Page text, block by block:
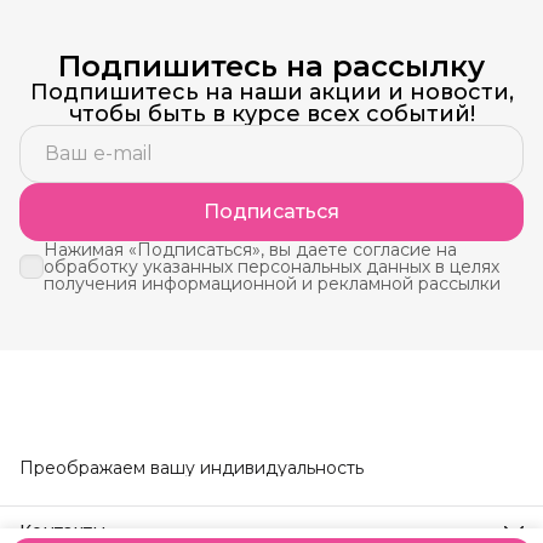
Подпишитесь на рассылку
Подпишитесь на наши акции и новости,
чтобы быть в курсе всех событий!
Подписаться
Нажимая «Подписаться», вы даете согласие на
обработку указанных персональных данных в целях
получения информационной и рекламной рассылки
Преображаем вашу индивидуальность
Контакты